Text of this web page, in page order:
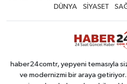
DÜNYA
SİYASET
haber24comtr, yepyeni temasıyla
ve modernizmi bir araya getiriyor.